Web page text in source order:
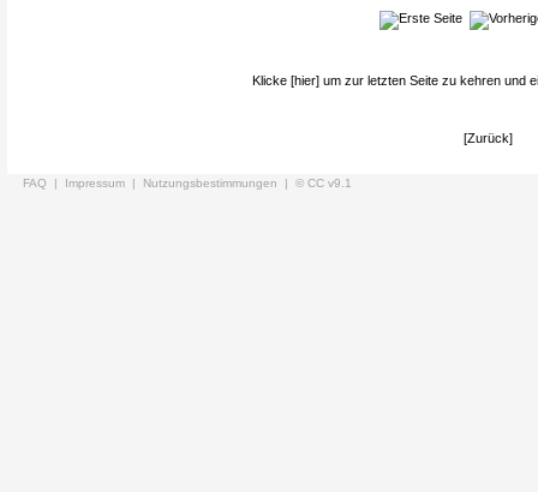
Klicke [hier] um zur letzten Seite zu kehren und
[Zurück]
FAQ | Impressum | Nutzungsbestimmungen | © CC v9.1